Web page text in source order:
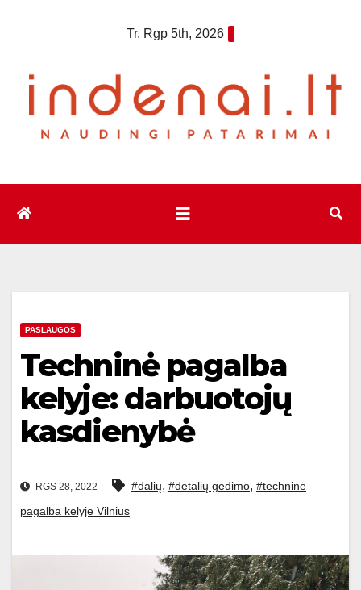
Tr. Rgp 5th, 2026
PASLAUGOS
Techninė pagalba
kelyje: darbuotojų
kasdienybė
RGS 28, 2022 #dalių, #detalių gedimo, #techninė
pagalba kelyje Vilnius